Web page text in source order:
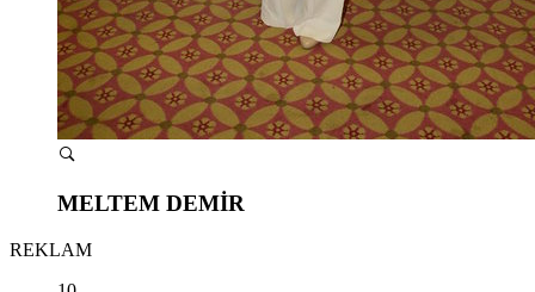
MELTEM DEMİR
REKLAM